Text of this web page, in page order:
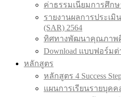
ค่าธรรมเนียมการศึกษ
รายงานผลการประเ
(SAR) 2564
ทิศทางพัฒนาคุณภาพ
Download แบบฟอร์มต่
หลักสูตร
หลักสูตร 4 Success
แผนการเรียนรายบุคค